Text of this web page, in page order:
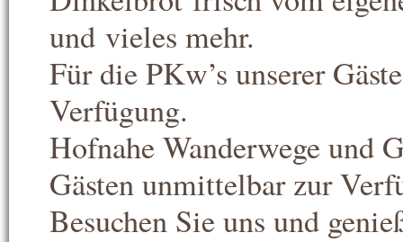
und vieles mehr.
Für die PKw’s unserer
Verfügung.
Hofnahe Wanderwege und
Gästen unmittelbar zur
Besuchen Sie uns und